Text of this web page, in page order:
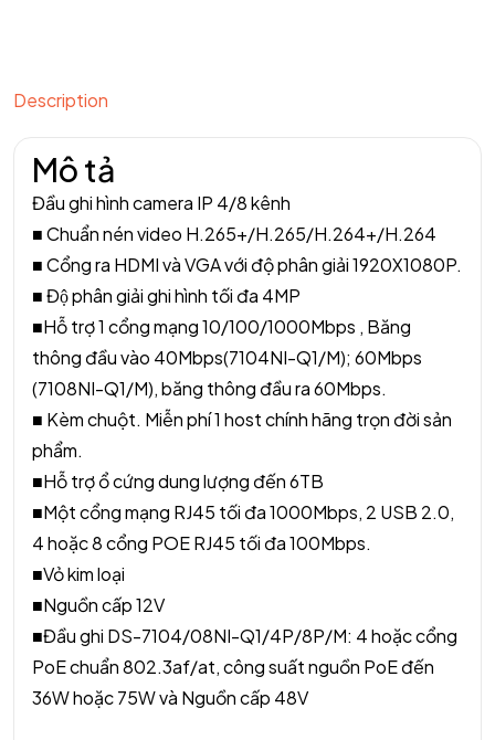
Description
Mô tả
Đầu ghi hình camera IP 4/8 kênh
■ Chuẩn nén video H.265+/H.265/H.264+/H.264
■ Cổng ra HDMI và VGA với độ phân giải 1920X1080P.
■ Độ phân giải ghi hình tối đa 4MP
■Hỗ trợ 1 cổng mạng 10/100/1000Mbps , Băng
thông đầu vào 40Mbps(7104NI-Q1/M); 60Mbps
(7108NI-Q1/M), băng thông đầu ra 60Mbps.
■ Kèm chuột. Miễn phí 1 host chính hãng trọn đời sản
phẩm.
■Hỗ trợ ổ cứng dung lượng đến 6TB
■Một cổng mạng RJ45 tối đa 1000Mbps, 2 USB 2.0,
4 hoặc 8 cổng POE RJ45 tối đa 100Mbps.
■Vỏ kim loại
■Nguồn cấp 12V
■Đầu ghi DS-7104/08NI-Q1/4P/8P/M: 4 hoặc cổng
PoE chuẩn 802.3af/at, công suất nguồn PoE đến
36W hoặc 75W và Nguồn cấp 48V